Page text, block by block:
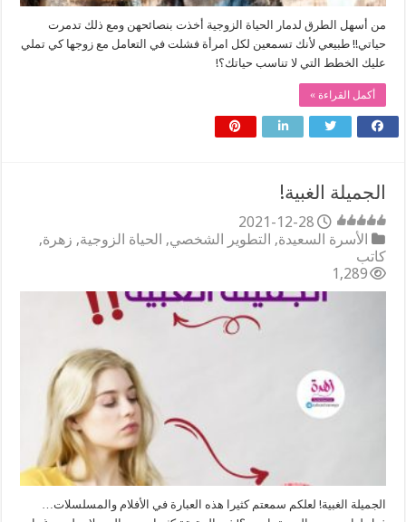
من أسهل الطرق لدمار الحياة الزوجية أخذت بنصائحهن ومع ذلك تدمرت
حياتي!! طبيعي لأنك تسمعين لكل امرأة فشلت في التعامل مع زوجها كي تملي
عليك الخطط التي لا تناسب حياتك؟!
أكمل القراءة »
الجميلة الغبية!
2021-12-28
الأسرة السعيدة, التطوير الشخصي, الحياة الزوجية, زهرة,
كاتب
1,289
الجميلة الغبية! لعلكم سمعتم كثيرا هذه العبارة في الأفلام والمسلسلات…